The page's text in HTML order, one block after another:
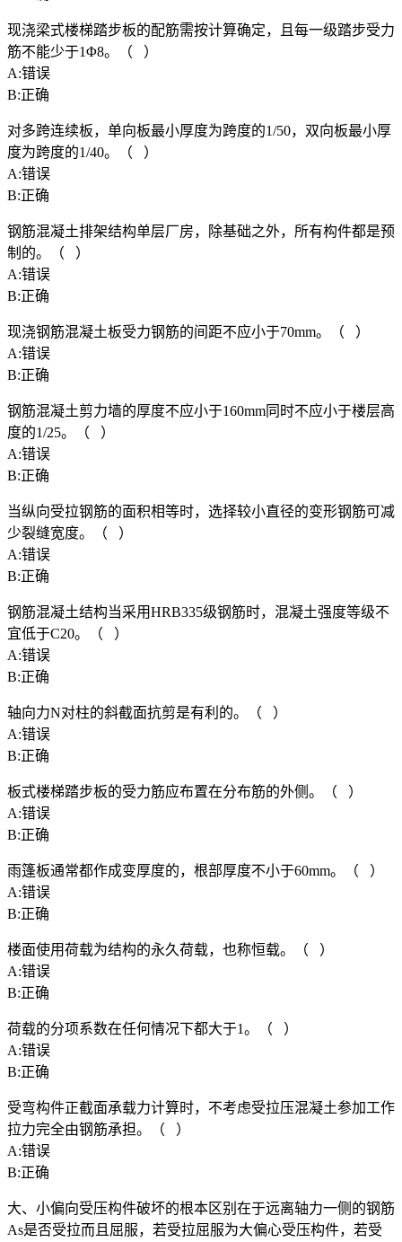
现浇梁式楼梯踏步板的配筋需按计算确定，且每一级踏步受力
筋不能少于1Φ8。（ ）
A:错误
B:正确
对多跨连续板，单向板最小厚度为跨度的1/50，双向板最小厚
度为跨度的1/40。（ ）
A:错误
B:正确
钢筋混凝土排架结构单层厂房，除基础之外，所有构件都是预
制的。（ ）
A:错误
B:正确
现浇钢筋混凝土板受力钢筋的间距不应小于70mm。（ ）
A:错误
B:正确
钢筋混凝土剪力墙的厚度不应小于160mm同时不应小于楼层高
度的1/25。（ ）
A:错误
B:正确
当纵向受拉钢筋的面积相等时，选择较小直径的变形钢筋可减
少裂缝宽度。（ ）
A:错误
B:正确
钢筋混凝土结构当采用HRB335级钢筋时，混凝土强度等级不
宜低于C20。（ ）
A:错误
B:正确
轴向力N对柱的斜截面抗剪是有利的。（ ）
A:错误
B:正确
板式楼梯踏步板的受力筋应布置在分布筋的外侧。（ ）
A:错误
B:正确
雨篷板通常都作成变厚度的，根部厚度不小于60mm。（ ）
A:错误
B:正确
楼面使用荷载为结构的永久荷载，也称恒载。（ ）
A:错误
B:正确
荷载的分项系数在任何情况下都大于1。（ ）
A:错误
B:正确
受弯构件正截面承载力计算时，不考虑受拉压混凝土参加工作
拉力完全由钢筋承担。（ ）
A:错误
B:正确
大、小偏向受压构件破坏的根本区别在于远离轴力一侧的钢筋
As是否受拉而且屈服，若受拉屈服为大偏心受压构件，若受